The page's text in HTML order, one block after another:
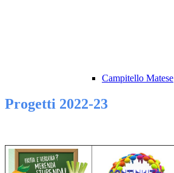
Campitello Matese
Progetti 2022-23